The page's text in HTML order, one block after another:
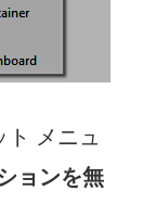
メニュ
ョンを無